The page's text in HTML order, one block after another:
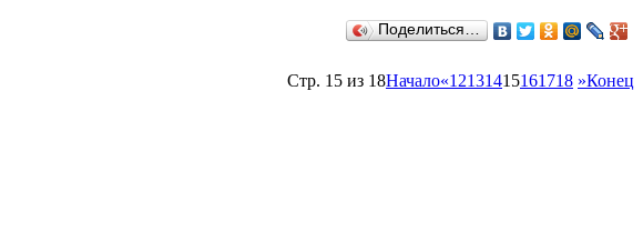
Поделиться…
Стр. 15 из 18Начало«12131415161718 »Конец